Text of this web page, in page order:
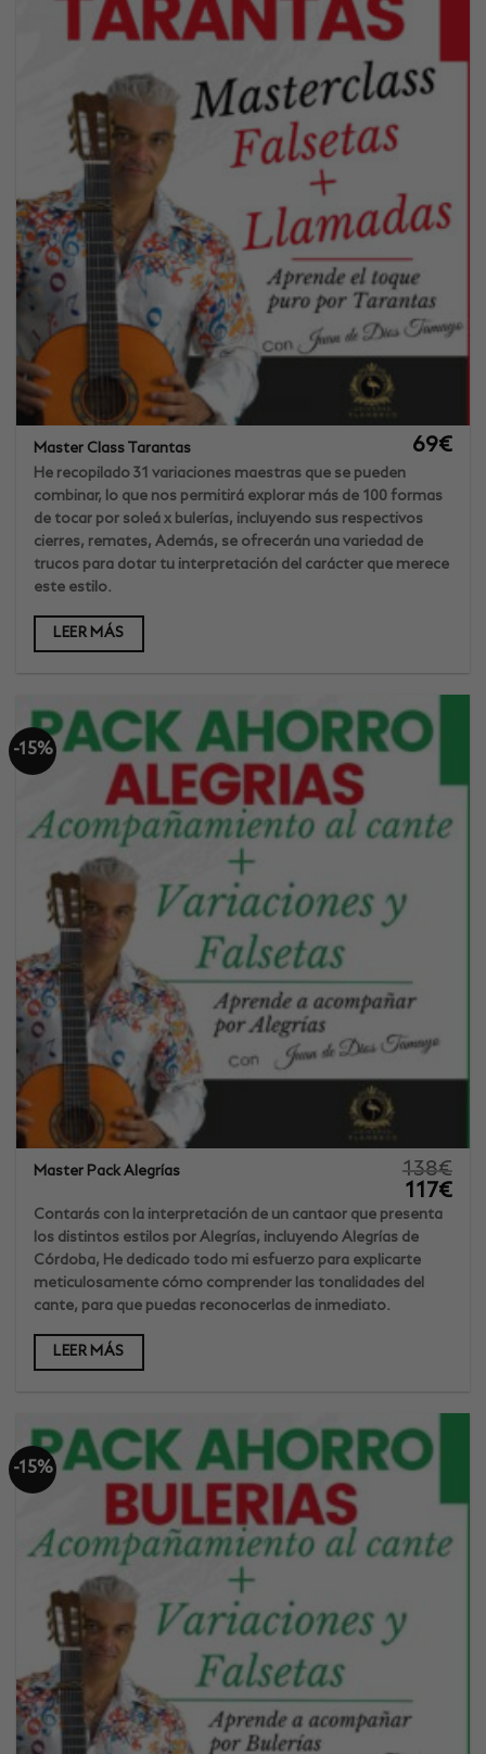
Master Class Tarantas 69€
He recopilado 31 variaciones maestras que se pueden
combinar, lo que nos permitirá explorar más de 100 formas
de tocar por soleá x bulerías, incluyendo sus respectivos
cierres, remates, Además, se ofrecerán una variedad de
trucos para dotar tu interpretación del carácter que merece
este estilo.
LEER MÁS
-15%
Master Pack Alegrías 138€
El
precio
original
era:
138€.
117€El
Contarás con la interpretación de un cantaor que presenta
los distintos estilos por Alegrías, incluyendo Alegrías de
Córdoba, He dedicado todo mi esfuerzo para explicarte
meticulosamente cómo comprender las tonalidades del
cante, para que puedas reconocerlas de inmediato.
LEER MÁS
-15%